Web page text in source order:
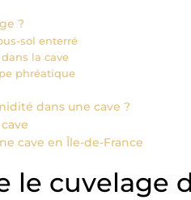
?
sol enterré
la cave
phréatique
dans une cave ?
cave en Île-de-France
le cuvelage